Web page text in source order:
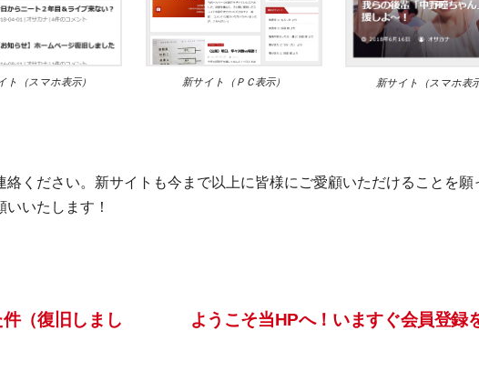
ト（スマホ表示） 新サイト（ＰＣ表示） 新サイト（スマホ表
ください。新サイトも今まで以上に皆様にご愛顧いただけることを願
いたします！
ようこそ当HPへ！いますぐ会員登録
（復旧しまし